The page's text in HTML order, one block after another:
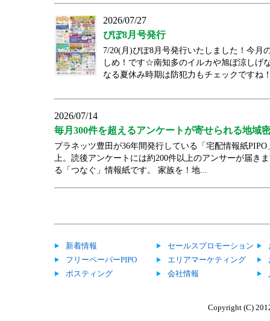
2026/07/27
ぴぽ8月号発行
7/20(月)ぴぽ8月号発行いたしました！今月
しめ！です☆南知多のイルカや旭ぼ涼しげ
なる夏休み時期は防犯力もチェックですね
2026/07/14
毎月300件を超えるアンケートが寄せられる地域
プラネッツ豊田が36年間発行している「宅配情報紙
上。読後アンケートには約200件以上のアンサーが届き
る「つなぐ」情報紙です。 家族を！地...
新着情報 セールスプロモーション
フリーペーパーPIPO
エリアマーケティング
ポスティング
会社情報
Copyright (C)